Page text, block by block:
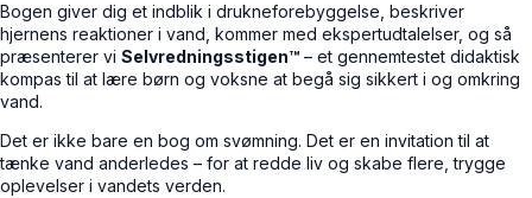
Bogen giver dig et indblik i drukneforebyggelse, beskriver
hjernens reaktioner i vand, kommer med ekspertudtalelser, og så
præsenterer vi Selvredningsstigen™ – et gennemtestet didaktisk
kompas til at lære børn og voksne at begå sig sikkert i og omkring
vand.
Det er ikke bare en bog om svømning. Det er en invitation til at
tænke vand anderledes – for at redde liv og skabe flere, trygge
oplevelser i vandets verden.